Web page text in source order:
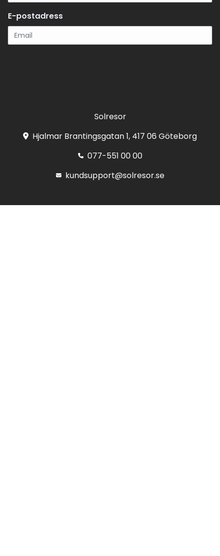
E-postadress
Solresor
Hjalmar Brantingsgatan 1, 417 06 Göteborg
077-551 00 00
kundsupport@solresor.se